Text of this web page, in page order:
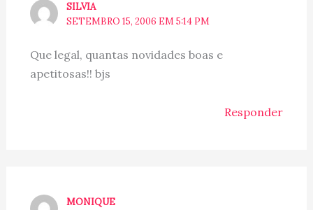
SILVIA
SETEMBRO 15, 2006 EM 5:14 PM
Que legal, quantas novidades boas e
apetitosas!! bjs
Responder
MONIQUE